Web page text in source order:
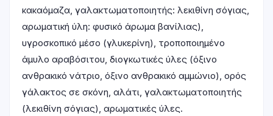
κακαόμαζα, γαλακτωματοποιητής: λεκιθίνη σόγιας,
αρωματική ύλη: φυσικό άρωμα βανίλιας),
υγροσκοπικό μέσο (γλυκερίνη), τροποποιημένο
άμυλο αραβόσιτου, διογκωτικές ύλες (όξινο
ανθρακικό νάτριο, όξινο ανθρακικό αμμώνιο), ορός
γάλακτος σε σκόνη, αλάτι, γαλακτωματοποιητής
(λεκιθίνη σόγιας), αρωματικές ύλες.